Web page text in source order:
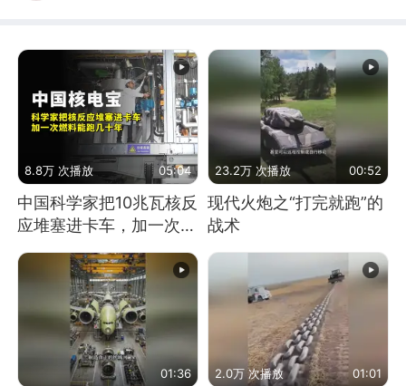
8.8万 次播放 05:04
中国科学家把10兆瓦核反
应堆塞进卡车，加一次燃
料能跑几十年
23.2万 次播放 00:52
现代火炮之“打完就跑”的
战术
01:36 2.0万 次播放 01:01